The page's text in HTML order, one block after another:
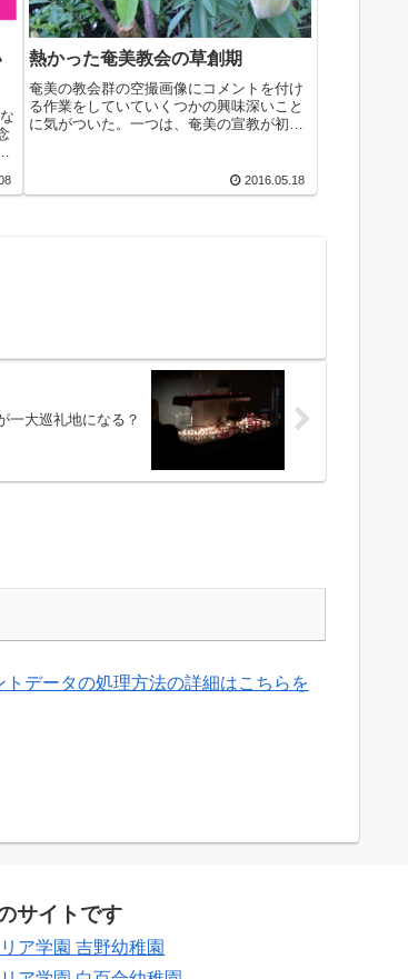
熱かった奄美教会の草創期
奄美の教会群の空撮画像にコメントを付け
る作業をしていていくつかの興味深いこと
に気がついた。一つは、奄美の宣教が初め
いう大工の棟梁が、島の大工さんたちにキ
リスト教の話...
2016.05.18
一大巡礼地になる？
トデータの処理方法の詳細はこちらを
サイトです
リア学園 吉野幼稚園